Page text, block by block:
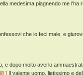
medesima piagnendo me l'ha
che io feci male, e
e dopo molto averlo
] Il valente uomo, lietissimo e